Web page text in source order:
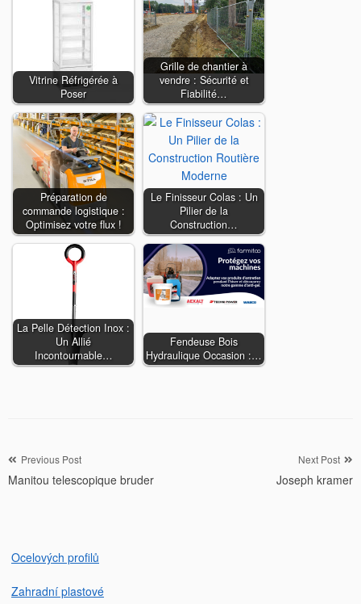
Vitrine Réfrigérée à
Poser
Grille de chantier à
vendre : Sécurité et
Fiabilité…
Préparation de
commande logistique :
Optimisez votre flux !
Le Finisseur Colas : Un
Pilier de la
Construction…
La Pelle Détection Inox :
Un Allié
Incontournable…
Fendeuse Bois
Hydraulique Occasion :…
Navigation
de
Previous Post
Manitou telescopique bruder
Next Post
Joseph kramer
Ocelových profilů
Zahradní plastové